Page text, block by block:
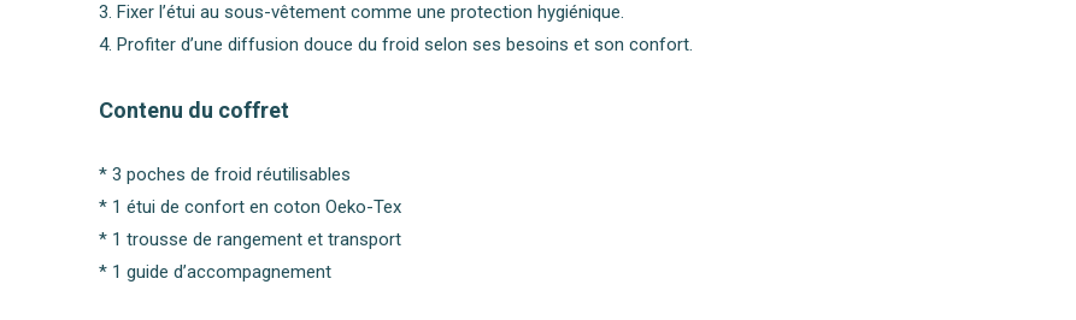
3. Fixer l’étui au sous-vêtement comme une protection hygiénique.
4. Profiter d’une diffusion douce du froid selon ses besoins et son confort.
Contenu du coffret
* 3 poches de froid réutilisables
* 1 étui de confort en coton Oeko-Tex
* 1 trousse de rangement et transport
* 1 guide d’accompagnement